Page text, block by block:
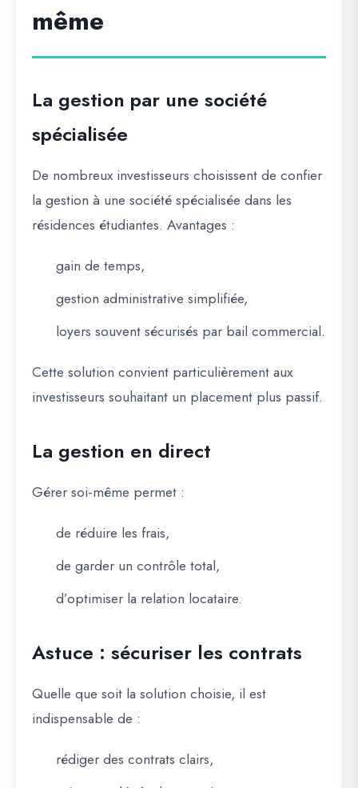
même
La gestion par une société
spécialisée
De nombreux investisseurs choisissent de confier
la gestion à une société spécialisée dans les
résidences étudiantes. Avantages :
gain de temps,
gestion administrative simplifiée,
loyers souvent sécurisés par bail commercial.
Cette solution convient particulièrement aux
investisseurs souhaitant un placement plus passif.
La gestion en direct
Gérer soi-même permet :
de réduire les frais,
de garder un contrôle total,
d’optimiser la relation locataire.
Astuce : sécuriser les contrats
Quelle que soit la solution choisie, il est
indispensable de :
rédiger des contrats clairs,